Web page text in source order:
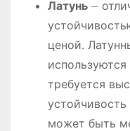
Латунь⏤
ценой.
требуется
может быть